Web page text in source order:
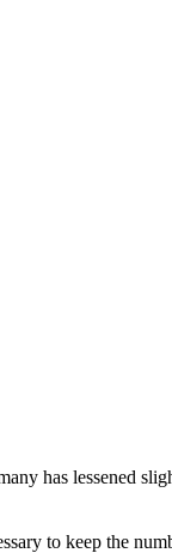
has lessened
to keep the